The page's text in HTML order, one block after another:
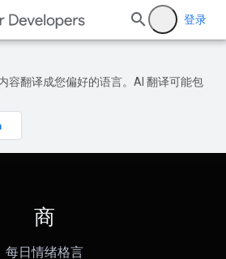
登录
容翻译成您偏好的语言。AI 翻译可能包
商
每日情绪格言